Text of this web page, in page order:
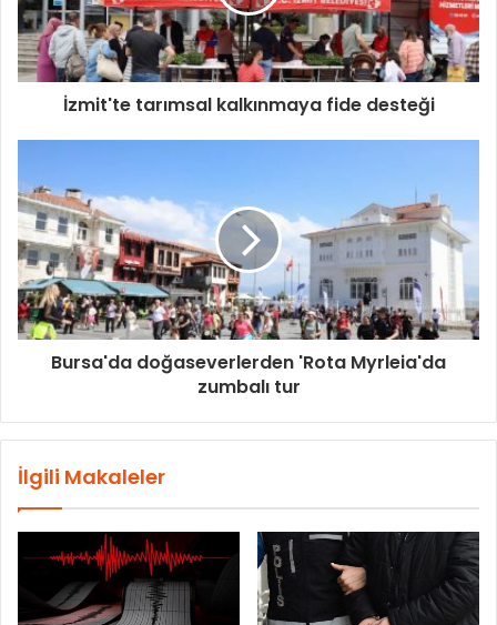
İzmit'te tarımsal kalkınmaya fide desteği
Bursa'da doğaseverlerden 'Rota Myrleia'da
zumbalı tur
İlgili Makaleler